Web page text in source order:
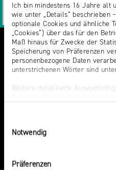
Ich bin mindestens 16 Jahre alt
wie unter „Details“ beschrieben
optionale Cookies und ähnliche
„Cookies“) über das für den
Maß hinaus für Zwecke der
Speicherung von Präferenzen
personenbezogene Daten
unterstrichenen Wörter sind
Weitere detaillierte
„Einwilligung ändern“ in der
werden. Dort können Sie auch
Wirkung für die Zukunft
optionaler Cookies erfolgt über
Notwendig
Präferenzen
LinkedIn
HIER KANNST DU IHN MELDEN